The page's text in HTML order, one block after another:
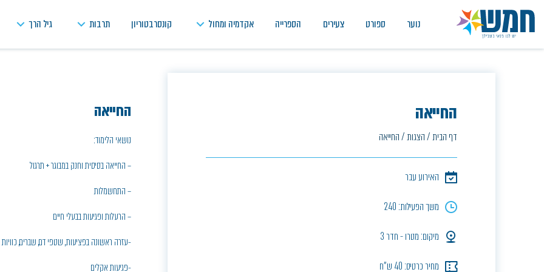
נוער ספורט צעירים הספרייה אקדמיה ומחול קונסרבטוריון תרבות גיל הרך
החייאה
דף הבית/הצגות/החייאה
האירוע עבר
משך הפעילות: 240
מיקום: מטרו - חדר 3
מחיר כרטיס: 40 ש"ח
החייאה
נושאי הלימוד:
– החייאה בסיסית וחנק במבוגר + תרגול
– התחשמלות
– הרעלות ופגיעות בבעלי חיים
-עזרה ראשונה בפציעות, שטפי דם, שברים, כוויות
-פגיעות אקלים